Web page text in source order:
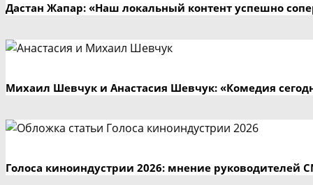
Дастан Жапар: «Наш локальный контент успешно
Михаил Шевчук и Анастасия Шевчук: «Комедия
Голоса киноиндустрии 2026: мнение руководителей